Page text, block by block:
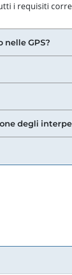
i requisiti
nelle GPS?
degli